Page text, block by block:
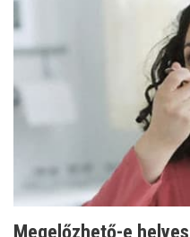
Megelőzhető-e